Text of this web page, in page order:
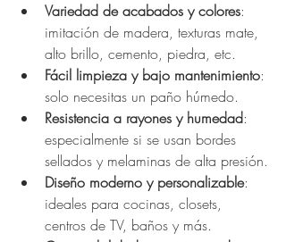
Variedad de acabados y colores:
imitación de madera, texturas mate,
alto brillo, cemento, piedra, etc.
Fácil limpieza y bajo mantenimiento:
solo necesitas un paño húmedo.
Resistencia a rayones y humedad:
especialmente si se usan bordes
sellados y melaminas de alta presión.
Diseño moderno y personalizable:
ideales para cocinas, closets,
centros de TV, baños y más.